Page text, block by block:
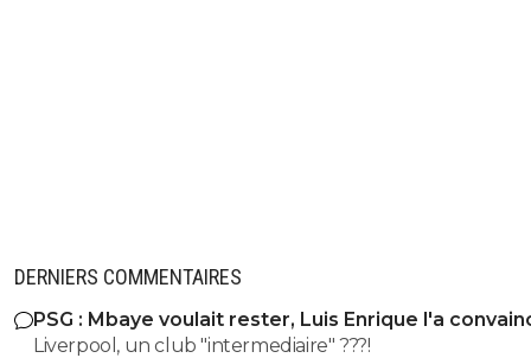
DERNIERS COMMENTAIRES
PSG : Mbaye voulait rester, Luis Enrique l'a
Liverpool, un club "intermediaire" ???!